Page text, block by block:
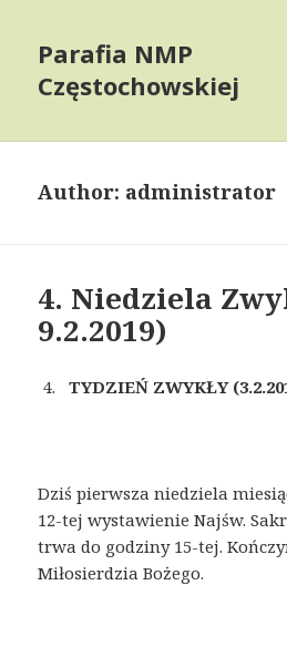
Parafia NMP
Częstochowskiej
Author: administrator
4. Niedziela
9.2.2019)
TYDZIEŃ ZWYKŁY
Dziś pierwsza niedziela
12-tej wystawienie Najśw.
trwa do godziny 15-tej.
Miłosierdzia Bożego.